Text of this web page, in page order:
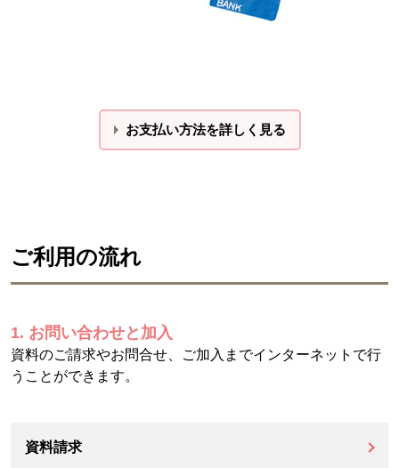
お支払い方法を詳しく見る
ご利用の流れ
1. お問い合わせと加入
資料のご請求やお問合せ、ご加入までインターネットで行
うことができます。
資料請求